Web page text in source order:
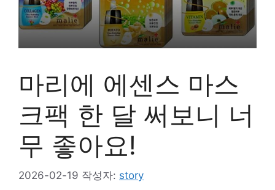
마리에 에센스 마스
크팩 한 달 써보니 너
무 좋아요!
2026-02-19 작성자: story